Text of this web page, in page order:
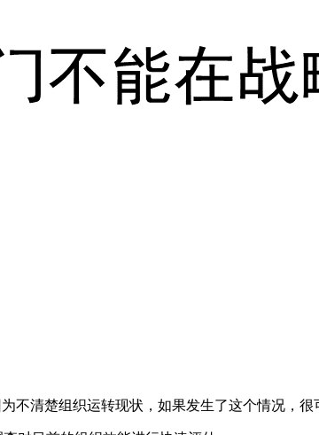
清楚组织运转现状，如果发生了这个情况，很